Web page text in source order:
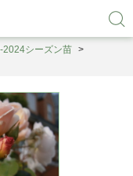
2024シーズン苗